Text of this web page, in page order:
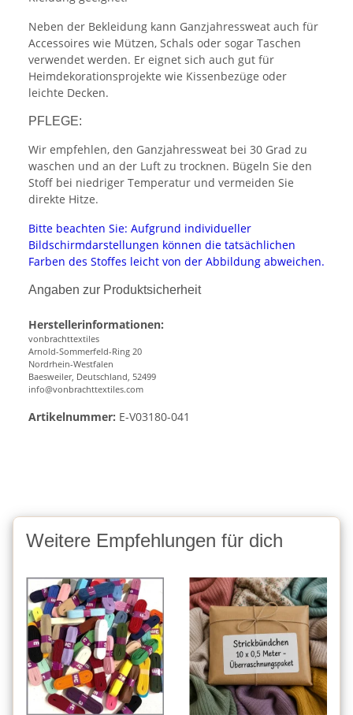
Neben der Bekleidung kann Ganzjahressweat auch für
Accessoires wie Mützen, Schals oder sogar Taschen
verwendet werden. Er eignet sich auch gut für
Heimdekorationsprojekte wie Kissenbezüge oder
leichte Decken.
PFLEGE:
Wir empfehlen, den Ganzjahressweat bei 30 Grad zu
waschen und an der Luft zu trocknen. Bügeln Sie den
Stoff bei niedriger Temperatur und vermeiden Sie
direkte Hitze.
Bitte beachten Sie: Aufgrund individueller
Bildschirmdarstellungen können die tatsächlichen
Farben des Stoffes leicht von der Abbildung abweichen.
Angaben zur Produktsicherheit
Herstellerinformationen:
vonbrachttextiles
Arnold-Sommerfeld-Ring 20
Nordrhein-Westfalen
Baesweiler, Deutschland, 52499
info@vonbrachttextiles.com
Artikelnummer: E-V03180-041
Weitere Empfehlungen für dich